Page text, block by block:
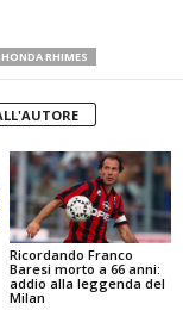
RHIMES
Ricordando Franco
Baresi morto a 66 anni:
addio alla leggenda del
Milan